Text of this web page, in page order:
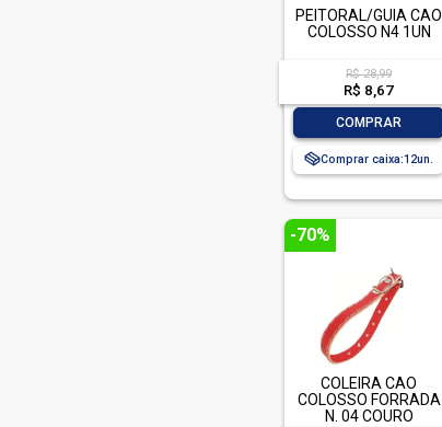
PEITORAL/GUIA CAO
COLOSSO N4 1UN
R$ 28,99
R$ 8,67
COMPRAR
Comprar caixa:12
-70%
COLEIRA CAO
COLOSSO FORRADA
N. 04 COURO